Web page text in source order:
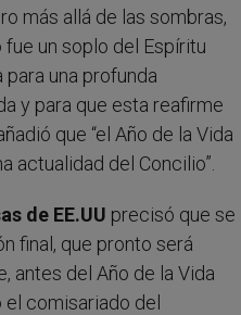
más allá de las sombras,
un soplo del Espíritu
una profunda
y para que esta reafirme
que “el Año de la Vida
actualidad del Concilio”.
de EE.UU precisó que se
final, que pronto será
antes del Año de la Vida
el comisariado del